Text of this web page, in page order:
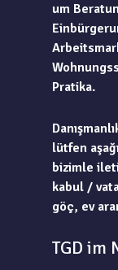
um
Pratika.
lütfen
bizimle
kabul /
göç, ev
TGD im